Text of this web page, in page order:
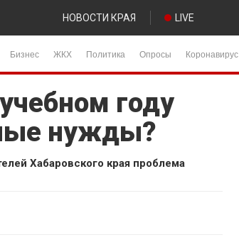
НОВОСТИ КРАЯ LIVE
Бизнес ЖКХ Политика Опросы Коронавирус
году
нужды?
Хабаровского края проблема